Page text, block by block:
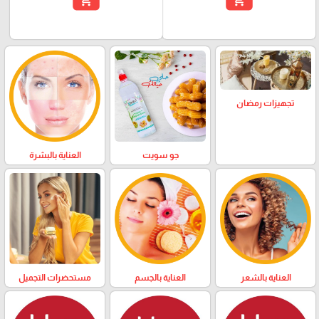
تجهيزات رمضان
جو سويت العناية بالبشرة
العناية بالشعر العناية بالجسم مستحضرات التجميل